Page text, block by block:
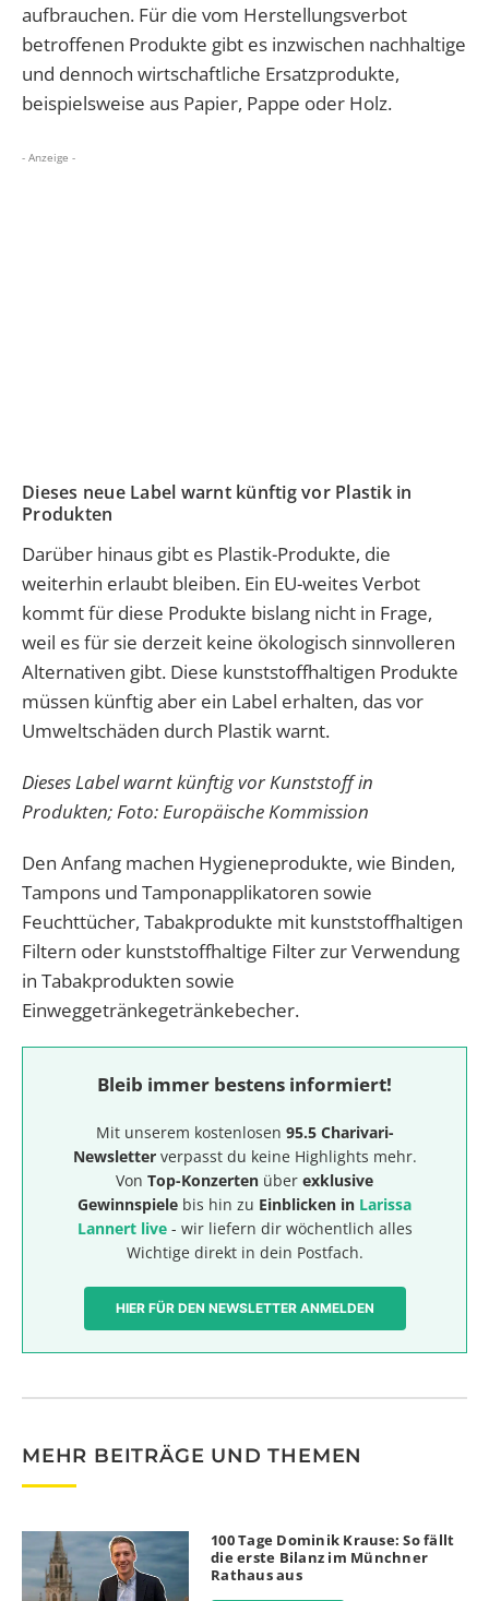
aufbrauchen. Für die vom Herstellungsverbot
betroffenen Produkte gibt es inzwischen nachhaltige
und dennoch wirtschaftliche Ersatzprodukte,
beispielsweise aus Papier, Pappe oder Holz.
- Anzeige -
Dieses neue Label warnt künftig vor Plastik in
Produkten
Darüber hinaus gibt es Plastik-Produkte, die
weiterhin erlaubt bleiben. Ein EU-weites Verbot
kommt für diese Produkte bislang nicht in Frage,
weil es für sie derzeit keine ökologisch sinnvolleren
Alternativen gibt. Diese kunststoffhaltigen Produkte
müssen künftig aber ein Label erhalten, das vor
Umweltschäden durch Plastik warnt.
Dieses Label warnt künftig vor Kunststoff in
Produkten; Foto: Europäische Kommission
Den Anfang machen Hygieneprodukte, wie Binden,
Tampons und Tamponapplikatoren sowie
Feuchttücher, Tabakprodukte mit kunststoffhaltigen
Filtern oder kunststoffhaltige Filter zur Verwendung
in Tabakprodukten sowie
Einweggetränkegetränkebecher.
Bleib immer bestens informiert!
Mit unserem kostenlosen 95.5 Charivari-
Newsletterverpasst du keine Highlights mehr.
Von Top-Konzerten über exklusive
Gewinnspiele bis hin zu Einblicken in Larissa
Lannert live- wir liefern dir wöchentlich alles
Wichtige direkt in dein Postfach.
HIER FÜR DEN NEWSLETTER ANMELDEN
MEHR BEITRÄGE UND THEMEN
100 Tage Dominik Krause: So fällt
die erste Bilanz im Münchner
Rathaus aus